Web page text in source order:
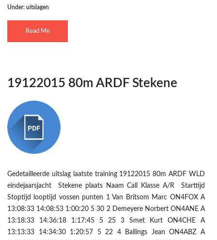
Under: uitslagen
Read Me
19122015 80m ARDF Stekene
Gedetailleerde uitslag laatste training 19122015 80m ARDF WLD
eindejaarsjacht Stekene plaats Naam Call Klasse A/R Starttijd
Stoptijd looptijd vossen punten 1 Van Britsom Marc ON4FOX A
13:08:33 14:08:53 1:00:20 5 30 2 Demeyere Norbert ON4ANE A
13:18:33 14:36:18 1:17:45 5 25 3 Smet Kurt ON4CHE A
13:13:33 14:34:30 1:20:57 5 22 4 Ballings Jean ON4ABZ A